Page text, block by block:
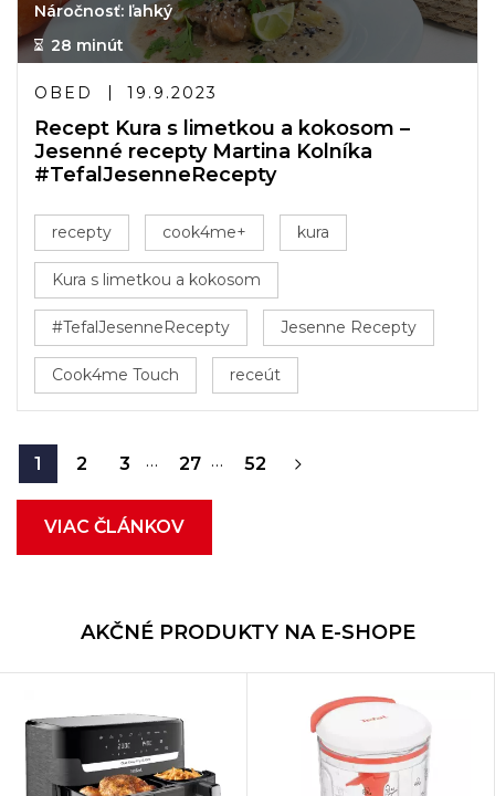
Náročnosť: ľahký
28 minút
OBED 19.9.2023
Recept Kura s limetkou a kokosom –
Jesenné recepty Martina Kolníka
#TefalJesenneRecepty
recepty cook4me+ kura
Kura s limetkou a kokosom
#TefalJesenneRecepty Jesenne Recepty
Cook4me Touch receút
1 2 3 … 27 … 52
VIAC ČLÁNKOV
AKČNÉ PRODUKTY NA E-SHOPE